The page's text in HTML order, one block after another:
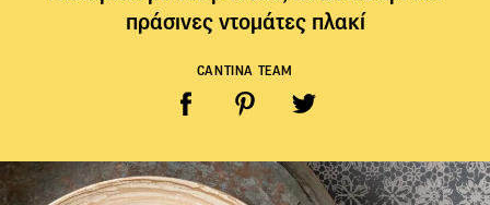
πράσινες ντομάτες πλακί
CANTINA TEAM